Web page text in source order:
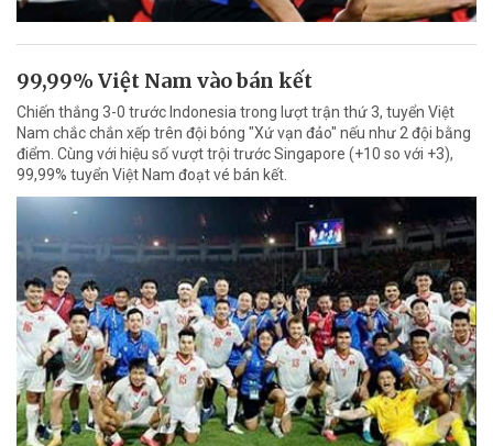
99,99% Việt Nam vào bán kết
Chiến thắng 3-0 trước Indonesia trong lượt trận thứ 3, tuyển Việt
Nam chắc chắn xếp trên đội bóng "Xứ vạn đảo" nếu như 2 đội bằng
điểm. Cùng với hiệu số vượt trội trước Singapore (+10 so với +3),
99,99% tuyển Việt Nam đoạt vé bán kết.